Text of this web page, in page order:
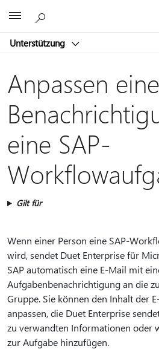
Unterstützung
Anpassen
eine SAP-
Gilt für
Wenn einer Person eine SAP-
wird, sendet Duet Enterprise für
SAP automatisch eine E-Mail mit
Aufgabenbenachrichtigung an die
Gruppe. Sie können den Inhalt der
anpassen, die Duet Enterprise
zu verwandten Informationen oder
zur Aufgabe hinzufügen.